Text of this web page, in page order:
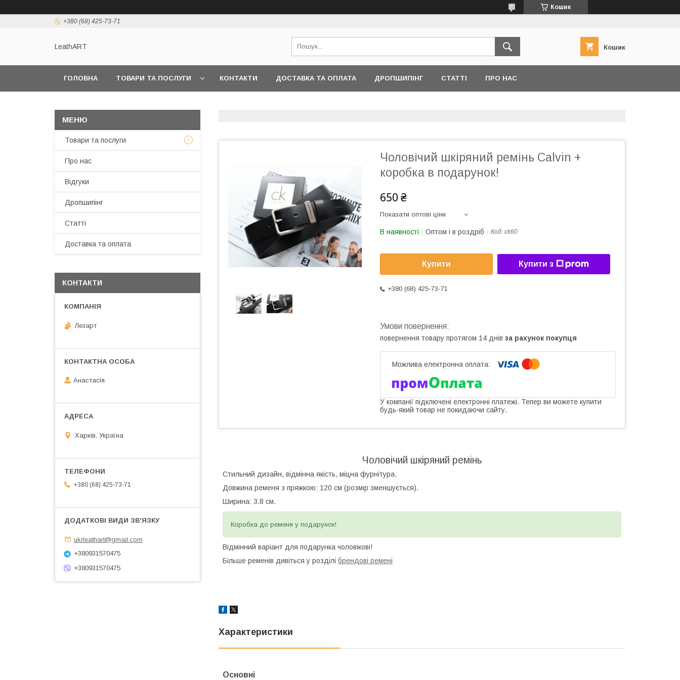
Кошик
+380 (68) 425-73-71
LeathART Кошик
ГОЛОВНА ТОВАРИ ТА ПОСЛУГИ КОНТАКТИ ДОСТАВКА ТА ОПЛАТА ДРОПШИПІНГ СТАТТІ ПРО НАС
Чоловічий шкіряний ремінь Calvin +
коробка в подарунок!
650 ₴
Показати оптові ціни
В наявності Оптом і в роздріб Код: ck60
Купити Купити з
+380 (68) 425-73-71
повернення товару протягом 14 днів за рахунок покупця
У компанії підключені електронні платежі. Тепер ви можете купити
будь-який товар не покидаючи сайту.
Чоловічий шкіряний ремінь
Стильний дизайн, відмінна якість, міцна фурнітура.
Довжина ременя з пряжкою: 120 см (розмір зменшується).
Ширина: 3.8 см.
Коробка до ременя у подарунок!
Відмінний варіант для подарунка чоловікові!
Більше ременів дивіться у розділі брендові ремені
Характеристики
Основні
Товари та послуги
Про нас
Відгуки
Дропшипінг
Статті
Доставка та оплата
КОНТАКТИ
Лезарт
Анастасія
Харків, Україна
+380 (68) 425-73-71
ukrleathart@gmail.com
+380931570475
+380931570475